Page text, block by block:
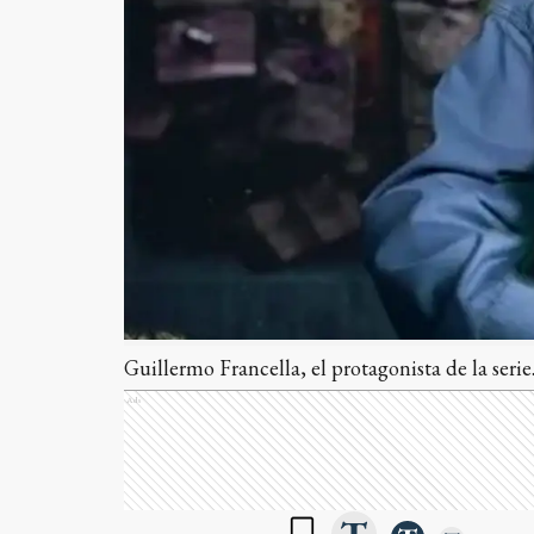
Guillermo Francella, el protagonista de la serie.
Ads